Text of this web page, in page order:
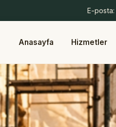
E-posta:
Anasayfa Hizmetler